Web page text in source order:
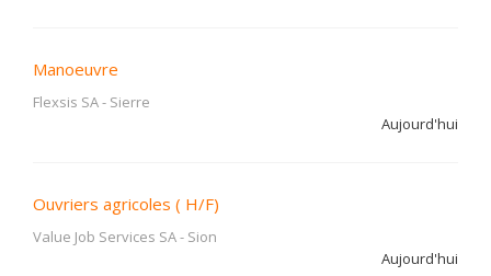
Manoeuvre
Flexsis SA- Sierre
Aujourd'hui
Ouvriers agricoles ( H/F)
Value Job Services SA- Sion
Aujourd'hui